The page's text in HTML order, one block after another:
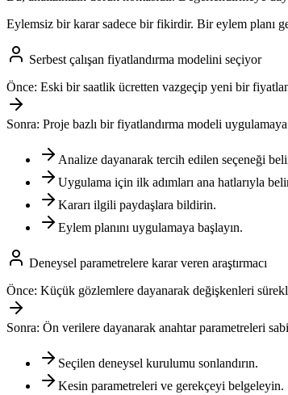
Eylemsiz bir karar sadece bir fikirdir. Bir eylem planı
Serbest çalışan fiyatlandırma modelini seçiyor
Önce: Eski bir saatlik ücretten vazgeçip yeni bir
Sonra: Proje bazlı bir fiyatlandırma modeli
Analize dayanarak tercih edilen seçeneği
Uygulama için ilk adımları ana hatlarıyla
Kararı ilgili paydaşlara bildirin.
Eylem planını uygulamaya başlayın.
Deneysel parametrelere karar veren araştırmacı
Önce: Küçük gözlemlere dayanarak değişkenleri
Sonra: Ön verilere dayanarak anahtar parametreleri
Seçilen deneysel kurulumu sonlandırın.
Kesin parametreleri ve gerekçeyi belgeleyin.